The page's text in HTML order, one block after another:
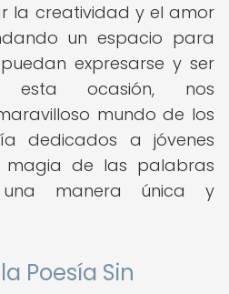
la creatividad y el amor
un espacio para
expresarse y ser
esta ocasión, nos
mundo de los
dedicados a jóvenes
magia de las palabras
manera única y
Poesía Sin